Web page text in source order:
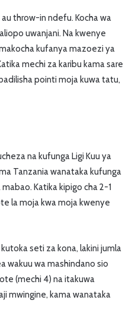
throw-in ndefu. Kocha wa
uwanjani. Na kwenye
kufanya mazoezi ya
mechi za karibu kama sare
pointi moja kuwa tatu,
na kufunga Ligi Kuu ya
Tanzania wanataka kufunga
Katika kipigo cha 2-1
la moja kwa moja kwenye
seti za kona, lakini jumla
wakuu wa mashindano sio
(mechi 4) na itakuwa
mwingine, kama wanataka